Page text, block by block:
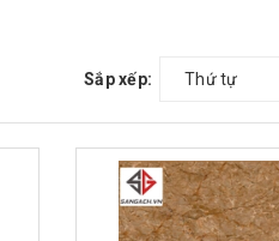
Sắp xếp: Thứ tự